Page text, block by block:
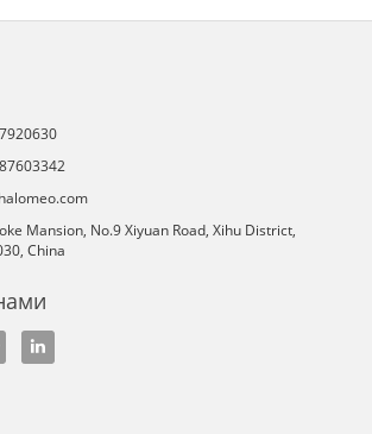
Mansion, No.9 Xiyuan Road, Xihu District,
China